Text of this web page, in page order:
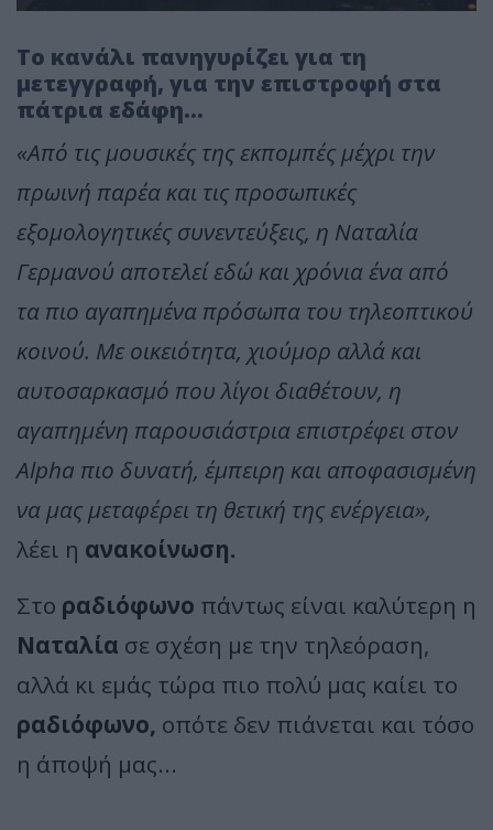
Το κανάλι πανηγυρίζει για τη
μετεγγραφή, για την επιστροφή στα
πάτρια εδάφη...
«Από τις μουσικές της εκπομπές μέχρι την
πρωινή παρέα και τις προσωπικές
εξομολογητικές συνεντεύξεις, η Ναταλία
Γερμανού αποτελεί εδώ και χρόνια ένα από
τα πιο αγαπημένα πρόσωπα του τηλεοπτικού
κοινού. Με οικειότητα, χιούμορ αλλά και
αυτοσαρκασμό που λίγοι διαθέτουν, η
αγαπημένη παρουσιάστρια επιστρέφει στον
Alpha πιο δυνατή, έμπειρη και αποφασισμένη
να μας μεταφέρει τη θετική της ενέργεια»,
λέει η ανακοίνωση.
Στο ραδιόφωνο πάντως είναι καλύτερη η
Ναταλία σε σχέση με την τηλεόραση,
αλλά κι εμάς τώρα πιο πολύ μας καίει το
ραδιόφωνο, οπότε δεν πιάνεται και τόσο
η άποψή μας...